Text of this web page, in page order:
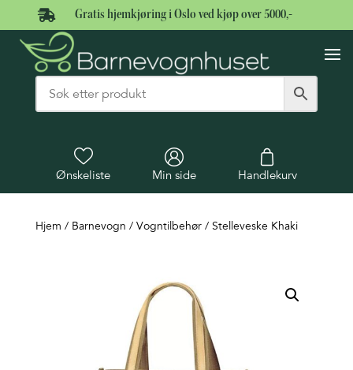
 Gratis hjemkjøring i Oslo ved kjøp over 5000,-
Ønskeliste Min side Handlekurv
Hjem / Barnevogn / Vogntilbehør/ Stelleveske Khaki